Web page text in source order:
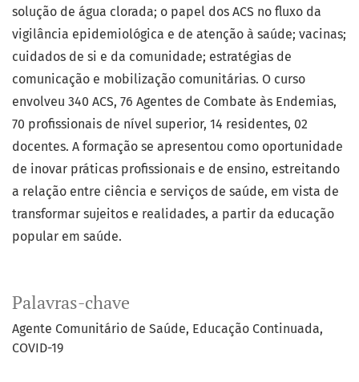
Palavras-chave
Agente Comunitário de Saúde Educação Continuada
COVID-19
solução de água clorada; o papel dos ACS no fluxo da
vigilância epidemiológica e de atenção à saúde; vacinas;
cuidados de si e da comunidade; estratégias de
comunicação e mobilização comunitárias. O curso
envolveu 340 ACS, 76 Agentes de Combate às Endemias,
70 profissionais de nível superior, 14 residentes, 02
docentes. A formação se apresentou como oportunidade
de inovar práticas profissionais e de ensino, estreitando
a relação entre ciência e serviços de saúde, em vista de
transformar sujeitos e realidades, a partir da educação
popular em saúde.